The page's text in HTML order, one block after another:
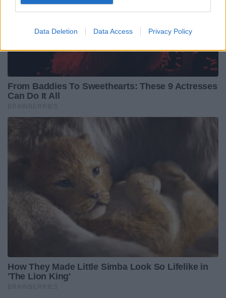
Data Deletion Data Access Privacy Policy